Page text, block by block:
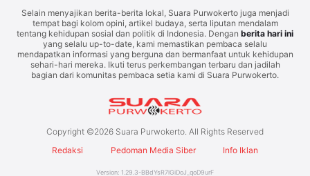
Selain menyajikan berita-berita lokal, Suara Purwokerto juga menjadi
tempat bagi kolom opini, artikel budaya, serta liputan mendalam
tentang kehidupan sosial dan politik di Indonesia. Dengan berita hari ini
yang selalu up-to-date, kami memastikan pembaca selalu
mendapatkan informasi yang berguna dan bermanfaat untuk kehidupan
sehari-hari mereka. Ikuti terus perkembangan terbaru dan jadilah
bagian dari komunitas pembaca setia kami di Suara Purwokerto.
Copyright ©2026 Suara Purwokerto. All Rights Reserved
Redaksi
Pedoman Media Siber Info Iklan
Version: 1.29.3-BBdYsR7lGiDoJ_qoD9urF